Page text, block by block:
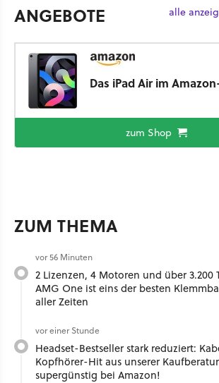
ANGEBOTE alle
Das iPad Air im
zum Shop
ZUM THEMA
vor 56 Minuten
2 Lizenzen, 4 Motoren und über 3.200
AMG One ist eins der besten
aller Zeiten
vor einer Stunde
Headset-Bestseller stark reduziert:
Kopfhörer-Hit aus unserer
supergünstig bei Amazon!